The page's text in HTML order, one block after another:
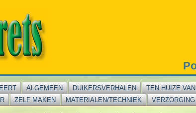
ALGEMEEN DUIKERSVERHALEN TEN HUIZE
ZELF MAKEN MATERIALEN/TECHNIEK VERZORGING